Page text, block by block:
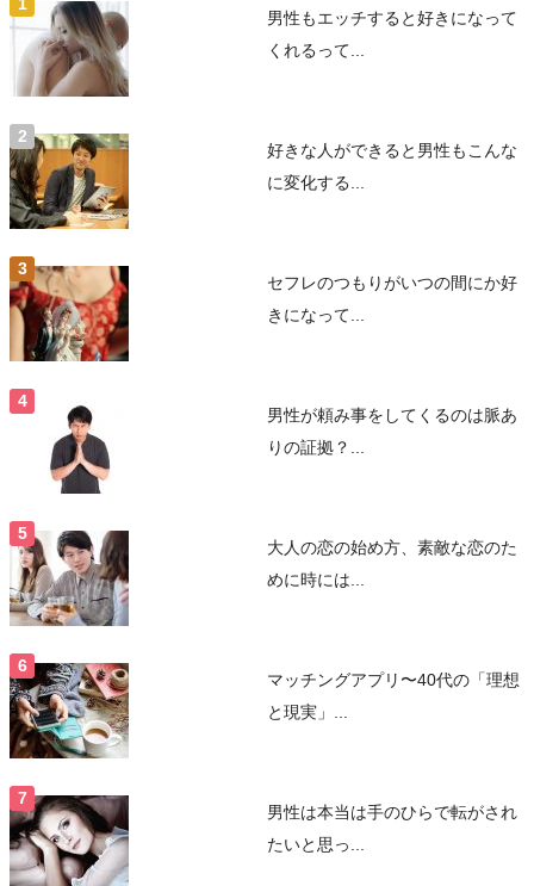
男性もエッチすると好きになって
くれるって...
好きな人ができると男性もこんな
に変化する...
セフレのつもりがいつの間にか好
きになって...
男性が頼み事をしてくるのは脈あ
りの証拠？...
大人の恋の始め方、素敵な恋のた
めに時には...
マッチングアプリ〜40代の「理想
と現実」...
男性は本当は手のひらで転がされ
たいと思っ...